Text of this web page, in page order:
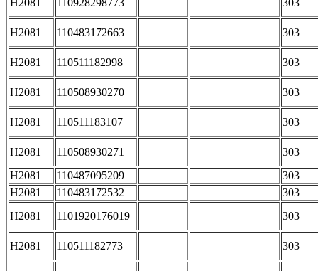
H2081 110928298773 303
H2081 110483172663 303
H2081 110511182998 303
H2081 110508930270 303
H2081 110511183107 303
H2081 110508930271
303
H2081
110487095209
303
H2081
110483172532
303
H2081
1101920176019 303
H2081 110511182773 303